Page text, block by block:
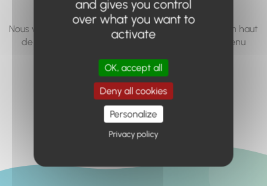
Nous vous invitons à utiliser le moteur de recherche en haut
de page, ou à utiliser le menu pour trouver le contenu
Retour à l'accueil
and gives you control
over what you want to
activate
OK, accept all
Deny all cookies
Personalize
Privacy policy